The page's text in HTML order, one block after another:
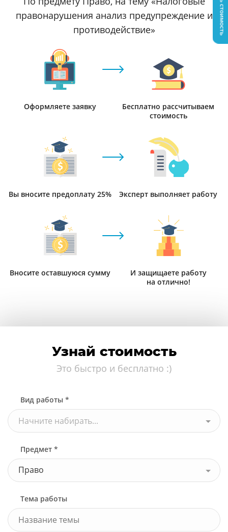
правонарушения анализ предупреждение и
противодействие»
Оформляете заявку
Бесплатно рассчитываем
стоимость
Вы вносите предоплату 25% Эксперт выполняет работу
Вносите оставшуюся сумму
И защищаете работу
на отлично!
Узнай стоимость
Это быстро и бесплатно :)
Вид работы *
Начните набирать...
Предмет *
Право
Тема работы